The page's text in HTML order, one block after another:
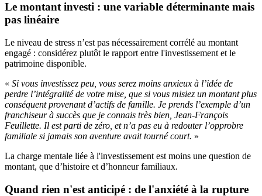
Le montant investi : une variable déterminante mais
pas linéaire
Le niveau de stress n’est pas nécessairement corrélé au montant
engagé : considérez plutôt le rapport entre l'investissement et le
patrimoine disponible.
« Si vous investissez peu, vous serez moins anxieux à l’idée de
perdre l’intégralité de votre mise, que si vous misiez un montant plus
conséquent provenant d’actifs de famille. Je prends l’exemple d’un
franchiseur à succès que je connais très bien, Jean-François
Feuillette. Il est parti de zéro, et n’a pas eu à redouter l’opprobre
familiale si jamais son aventure avait tourné court. »
La charge mentale liée à l'investissement est moins une question de
montant, que d’histoire et d’honneur familiaux.
Quand rien n'est anticipé : de l'anxiété à la rupture